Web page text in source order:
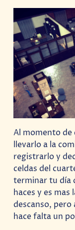
Al momento de
llevarlo a la
registrarlo y
celdas del
terminar tu día
haces y es mas
descanso, pero
hace falta un